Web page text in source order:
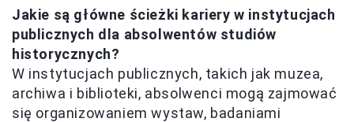
Jakie są główne ścieżki kariery w instytucjach
publicznych dla absolwentów studiów
historycznych?
W instytucjach publicznych, takich jak muzea,
archiwa i biblioteki, absolwenci mogą zajmować
się organizowaniem wystaw, badaniami